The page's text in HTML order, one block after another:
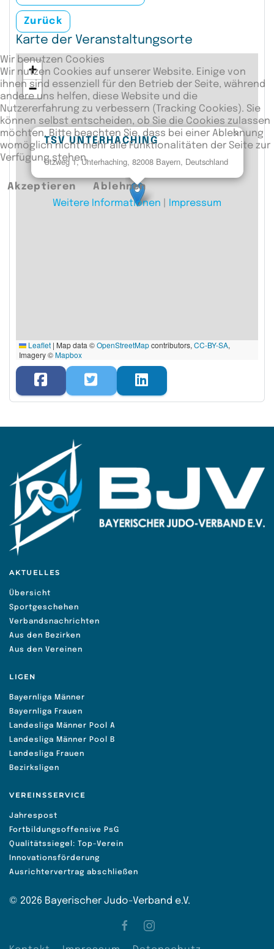
Zurück
Karte der Veranstaltungsorte
TSV UNTERHACHING
Utzweg 1, Unterhaching, 82008 Bayern, Deutschland
×
+
−
Leaflet | Map data ©OpenStreetMapcontributors, CC-BY-SA,
Imagery ©Mapbox
AKTUELLES
Übersicht
Sportgeschehen
Verbandsnachrichten
Aus den Bezirken
Aus den Vereinen
LIGEN
Bayernliga Männer
Bayernliga Frauen
Landesliga Männer Pool A
Landesliga Männer Pool B
Landesliga Frauen
Bezirksligen
VEREINSSERVICE
Jahrespost
Fortbildungsoffensive PsG
Qualitätssiegel: Top-Verein
Innovationsförderung
Ausrichtervertrag abschließen
© 2026 Bayerischer Judo-Verband e.V.
Wir benutzen Cookies
Wir nutzen Cookies auf unserer Website. Einige von
ihnen sind essenziell für den Betrieb der Seite, während
andere uns helfen, diese Website und die
Nutzererfahrung zu verbessern (Tracking Cookies). Sie
können selbst entscheiden, ob Sie die Cookies zulassen
möchten. Bitte beachten Sie, dass bei einer Ablehnung
womöglich nicht mehr alle Funktionalitäten der Seite zur
Verfügung stehen.
Akzeptieren
Ablehnen
Weitere Informationen
Impressum